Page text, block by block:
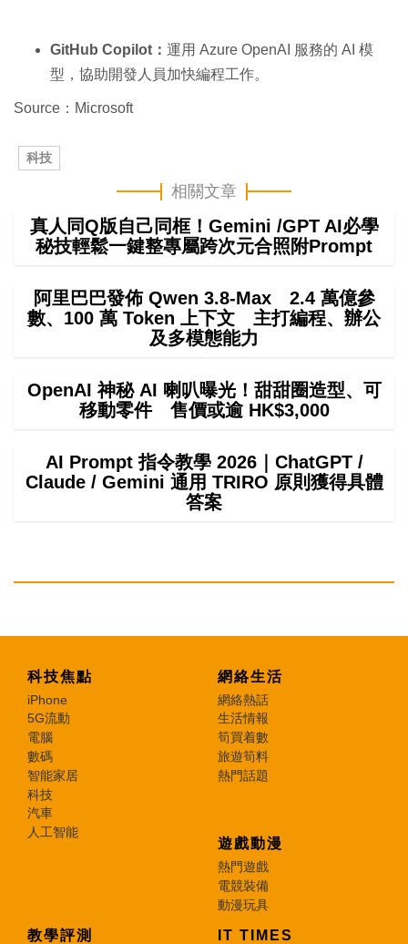
GitHub Copilot： 運用 Azure OpenAI 服務的 AI 模
型，協助開發人員加快編程工作。
Source：Microsoft
科技
相關文章
真人同Q版自己同框！Gemini /GPT AI必學
秘技輕鬆一鍵整專屬跨次元合照附Prompt
阿里巴巴發佈 Qwen 3.8-Max 2.4 萬億參
數、100 萬 Token 上下文 主打編程、辦公
及多模態能力
OpenAI 神秘 AI 喇叭曝光！甜甜圈造型、可
移動零件 售價或逾 HK$3,000
AI Prompt 指令教學 2026｜ChatGPT /
Claude / Gemini 通用 TRIRO 原則獲得具體
答案
科技焦點
iPhone
5G流動
電腦
數碼
智能家居
科技
汽車
人工智能
網絡生活
網絡熱話
生活情報
筍買着數
旅遊筍料
熱門話題
遊戲動漫
熱門遊戲
電競裝備
動漫玩具
教學評測 IT TIMES